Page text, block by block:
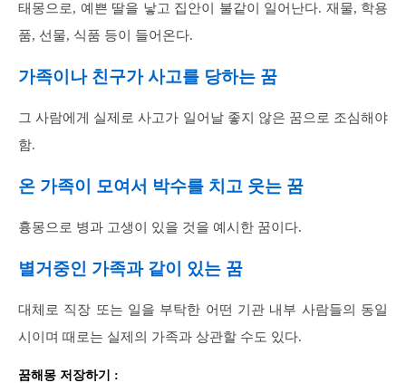
태몽으로, 예쁜 딸을 낳고 집안이 불같이 일어난다. 재물, 학용
품, 선물, 식품 등이 들어온다.
가족이나 친구가 사고를 당하는 꿈
그 사람에게 실제로 사고가 일어날 좋지 않은 꿈으로 조심해야
함.
온 가족이 모여서 박수를 치고 웃는 꿈
흉몽으로 병과 고생이 있을 것을 예시한 꿈이다.
별거중인 가족과 같이 있는 꿈
대체로 직장 또는 일을 부탁한 어떤 기관 내부 사람들의 동일
시이며 때로는 실제의 가족과 상관할 수도 있다.
꿈해몽 저장하기 :